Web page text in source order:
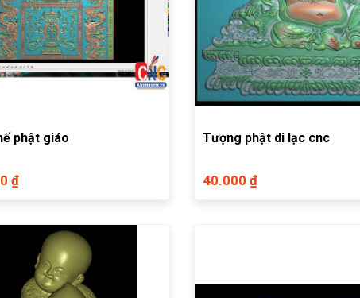
phật giáo
₫
Tượng phật di lạc cnc
40.000 ₫